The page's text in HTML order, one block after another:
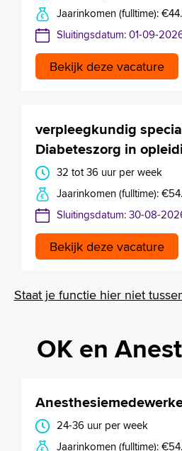
Jaarinkomen (fulltime):
Sluitingsdatum: 01-09-
Bekijk deze vacature
verpleegkundig
Diabeteszorg in
32 tot 36 uur per week
Jaarinkomen (fulltime):
Sluitingsdatum: 30-08-
Bekijk deze vacature
Staat je functie hier niet
OK en
24-36 uur per week
Jaarinkomen (fulltime):